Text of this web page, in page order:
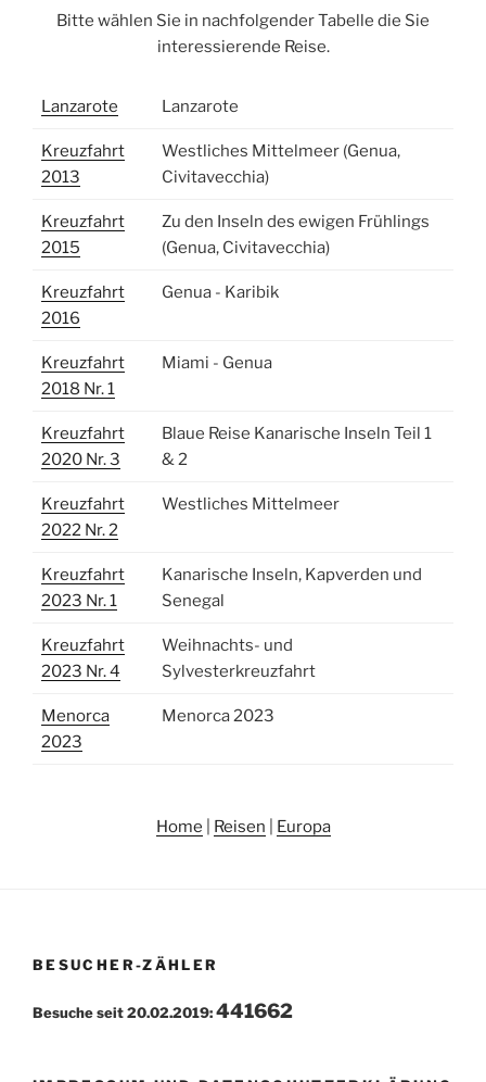
Bitte wählen Sie in nachfolgender Tabelle die Sie
interessierende Reise.
Lanzarote Lanzarote
Kreuzfahrt
2013
Westliches Mittelmeer (Genua,
Civitavecchia)
Kreuzfahrt
2015
Zu den Inseln des ewigen Frühlings
(Genua, Civitavecchia)
Kreuzfahrt
2016
Genua - Karibik
Kreuzfahrt
2018 Nr. 1
Miami - Genua
Kreuzfahrt
2020 Nr. 3
Blaue Reise Kanarische Inseln Teil 1
& 2
Kreuzfahrt
2022 Nr. 2
Westliches Mittelmeer
Kreuzfahrt
2023 Nr. 1
Kanarische Inseln, Kapverden und
Senegal
Kreuzfahrt
2023 Nr. 4
Weihnachts- und
Sylvesterkreuzfahrt
Menorca
2023
Menorca 2023
Home Reisen Europa
BESUCHER-ZÄHLER
Besuche seit 20.02.2019:441662